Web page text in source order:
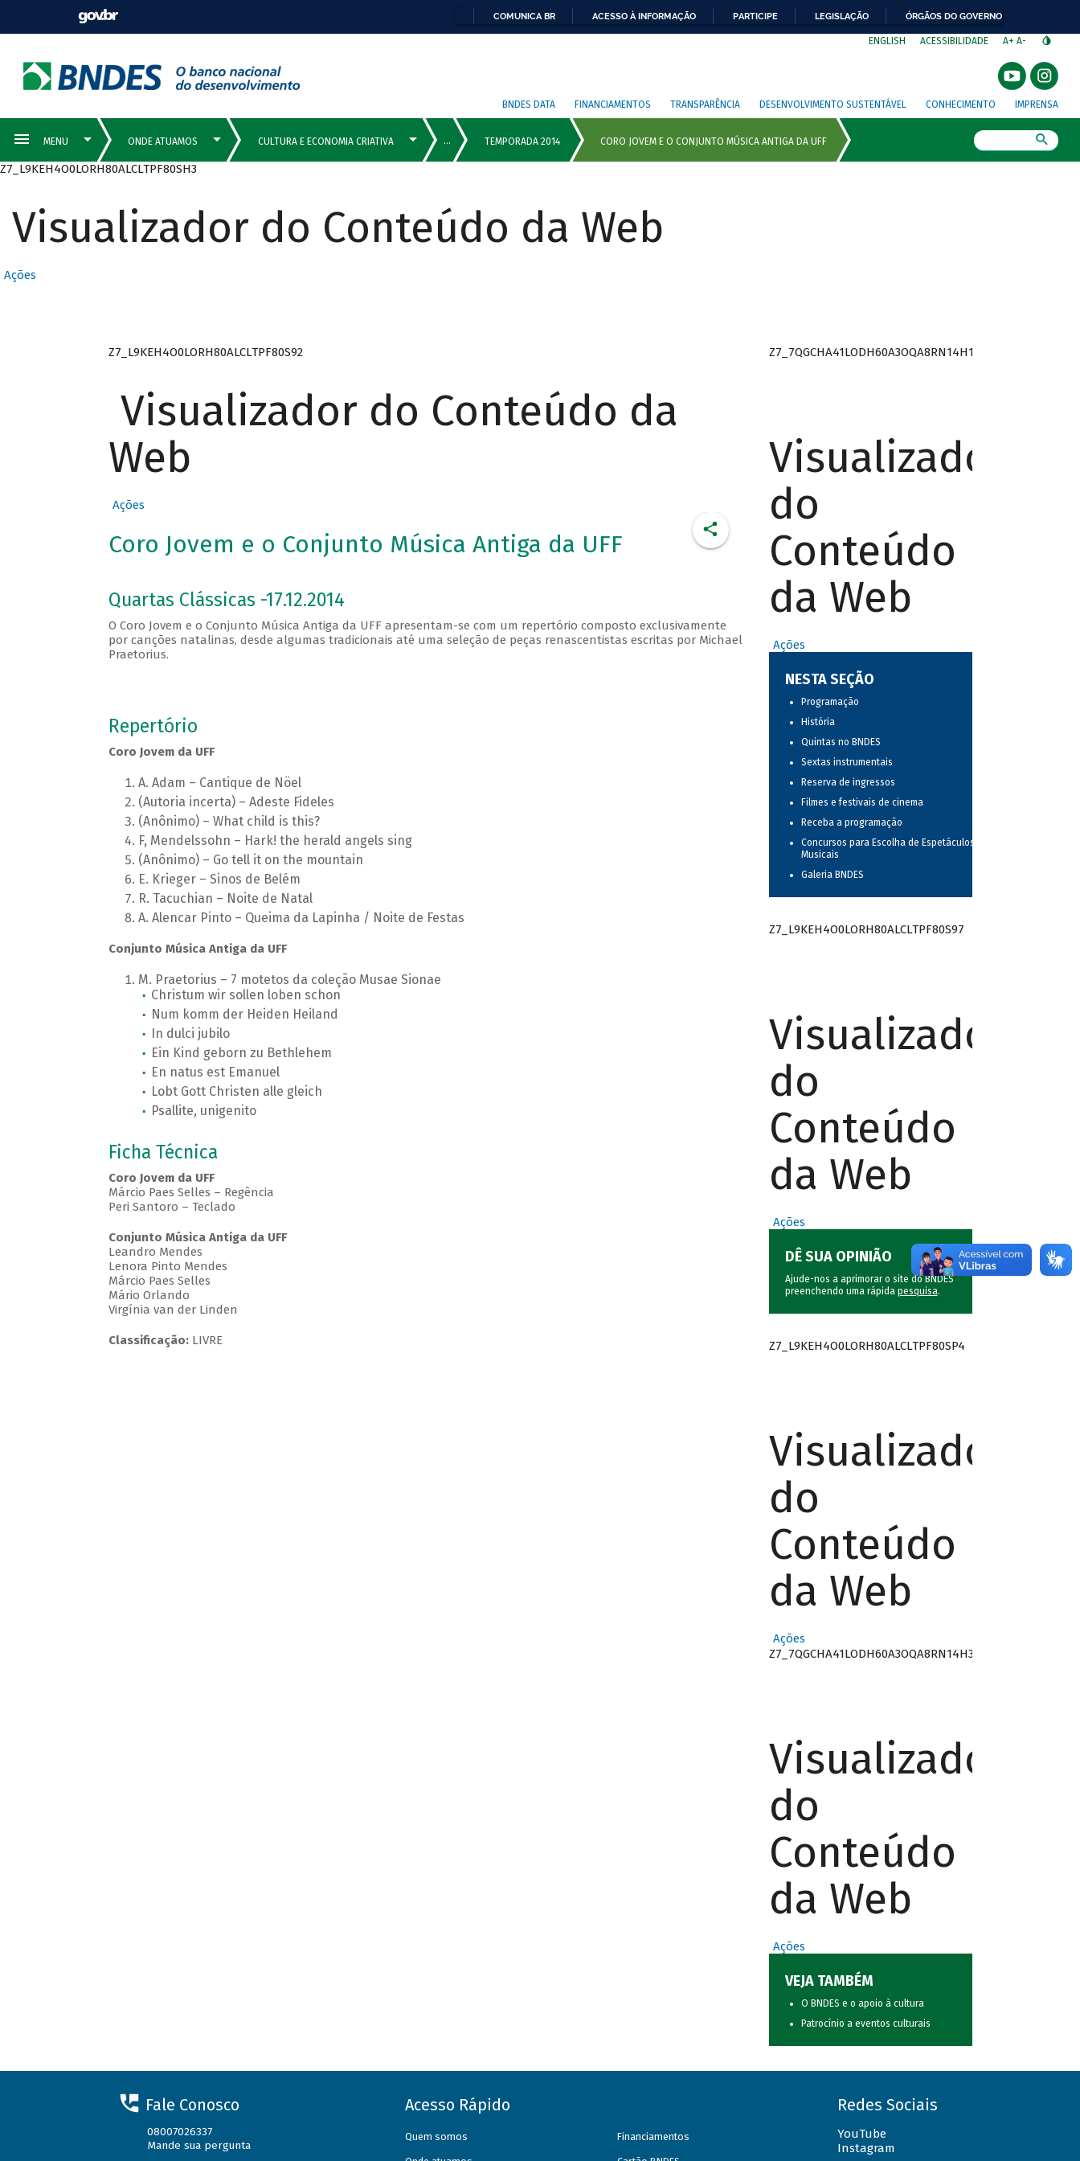
COMUNICA BR ACESSO À INFORMAÇÃO PARTICIPE LEGISLAÇÃO ÓRGÃOS DO GOVERNO
ENGLISH ACESSIBILIDADE A+ A-
BNDES DATA FINANCIAMENTOS TRANSPARÊNCIA DESENVOLVIMENTO SUSTENTÁVEL CONHECIMENTO IMPRENSA
Z7_L9KEH4O0LORH80ALCLTPF80SH3
Visualizador do Conteúdo da Web
Ações
Z7_L9KEH4O0LORH80ALCLTPF80S92
Visualizador do Conteúdo da
Web
Ações
Coro Jovem e o Conjunto Música Antiga da UFF
Quartas Clássicas -17.12.2014
O Coro Jovem e o Conjunto Música Antiga da UFF apresentam-se com um repertório composto exclusivamente
por canções natalinas, desde algumas tradicionais até uma seleção de peças renascentistas escritas por Michael
Praetorius.
Repertório
Coro Jovem da UFF
A. Adam – Cantique de Nöel
(Autoria incerta) – Adeste Fideles
(Anônimo) – What child is this?
F, Mendelssohn – Hark! the herald angels sing
(Anônimo) – Go tell it on the mountain
E. Krieger – Sinos de Belém
R. Tacuchian – Noite de Natal
A. Alencar Pinto – Queima da Lapinha / Noite de Festas
Conjunto Música Antiga da UFF
M. Praetorius – 7 motetos da coleção Musae Sionae
Christum wir sollen loben schon
Num komm der Heiden Heiland
In dulci jubilo
Ein Kind geborn zu Bethlehem
En natus est Emanuel
Lobt Gott Christen alle gleich
Psallite, unigenito
Ficha Técnica
Coro Jovem da UFF
Márcio Paes Selles – Regência
Peri Santoro – Teclado
Conjunto Música Antiga da UFF
Leandro Mendes
Lenora Pinto Mendes
Márcio Paes Selles
Mário Orlando
Virgínia van der Linden
Classificação:LIVRE
Z7_7QGCHA41LODH60A3OQA8RN14H1
Visualizador
do
Conteúdo
da Web
Ações
NESTA SEÇÃO
Programação
História
Quintas no BNDES
Sextas instrumentais
Reserva de ingressos
Filmes e festivais de cinema
Receba a programação
Concursos para Escolha de Espetáculos
Musicais
Galeria BNDES
Z7_L9KEH4O0LORH80ALCLTPF80S97
Visualizador
do
Conteúdo
da Web
Ações
DÊ SUA OPINIÃO
Ajude-nos a aprimorar o site do BNDES
preenchendo uma rápida pesquisa.
Z7_L9KEH4O0LORH80ALCLTPF80SP4
Visualizador
do
Conteúdo
da Web
Ações
Z7_7QGCHA41LODH60A3OQA8RN14H3
Visualizador
do
Conteúdo
da Web
Ações
VEJA TAMBÉM
O BNDES e o apoio à cultura
Patrocínio a eventos culturais
Fale Conosco
08007026337
Mande sua pergunta
Acesso Rápido
Quem somos Financiamentos
Redes Sociais
YouTube
Instagram